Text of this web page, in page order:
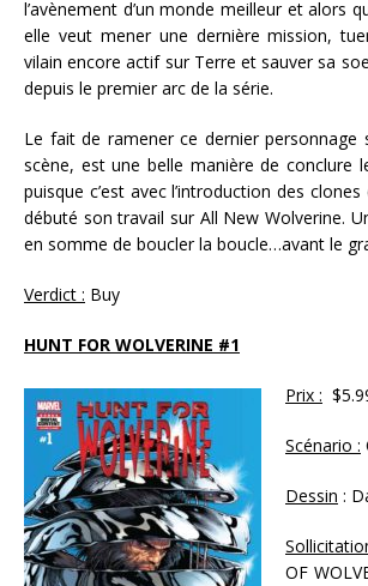
l’avènement d’un monde meilleur et alors
elle veut mener une dernière mission,
vilain encore actif sur Terre et sauver sa
depuis le premier arc de la série.
Le fait de ramener ce dernier personnage
scène, est une belle manière de conclure
puisque c’est avec l’introduction des clones
débuté son travail sur All New Wolverine.
en somme de boucler la boucle…avant le
Verdict : Buy
HUNT FOR WOLVERINE #1
Prix :
Scénario :
Dessin :
OF